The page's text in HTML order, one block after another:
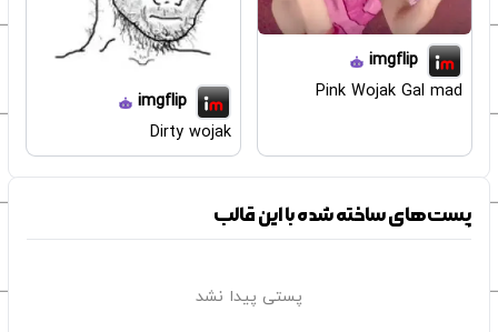
imgflip
Pink Wojak Gal mad
imgflip
Dirty wojak
پست‌های ساخته شده با این قالب
پستی پیدا نشد